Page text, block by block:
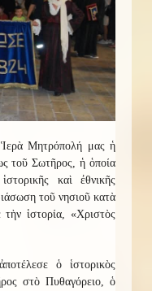
Ἱερὰ Μητρόπολή μας ἡ
τοῦ Σωτῆρος, ἡ ὁποία
καὶ ἐθνικῆς
τοῦ νησιοῦ κατὰ
ἱστορία, «Χριστὸς
ὁ ἱστορικὸς
στὸ Πυθαγόρειο, ὁ